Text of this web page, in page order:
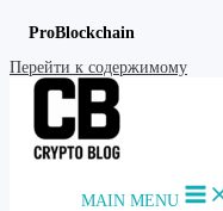
ProBlockchain
Перейти к содержимому
MAIN MENU